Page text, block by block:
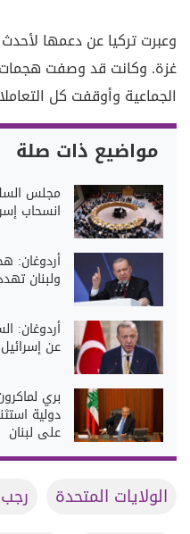
وعبرت تركيا عن دعمها
غزة. وكانت قد وصفت هجمات
الجماعية وأوقفت كل
مواضيع ذات صلة
مجلس
انسحاب
أردوغان:
ولبنان
أردوغان:
عن إسرائيل
بري
دولية
على لبنان
الولايات المتحدة